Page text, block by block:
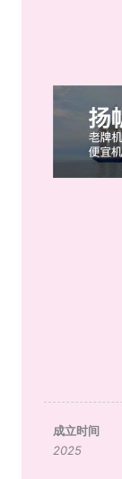
成立时间
2025